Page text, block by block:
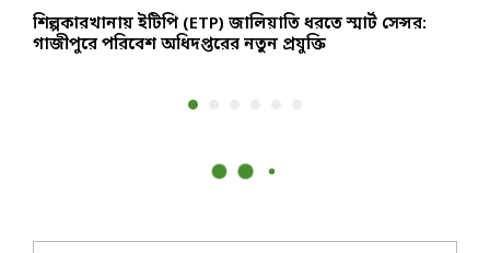
শিল্পকারখানায় ইটিপি (ETP) জালিয়াতি ধরতে স্মার্ট সেন্সর:
গাজীপুরে পরিবেশ অধিদপ্তরের নতুন প্রযুক্তি